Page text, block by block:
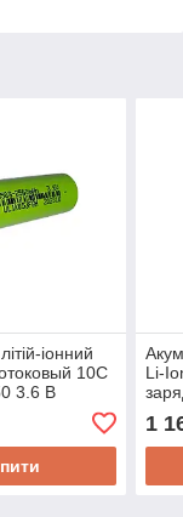
іонний
10C
3.6 В
РЕАЛЬНА
Li-
1